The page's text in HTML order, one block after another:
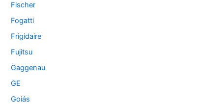
Fischer
Fogatti
Frigidaire
Fujitsu
Gaggenau
GE
Goiás